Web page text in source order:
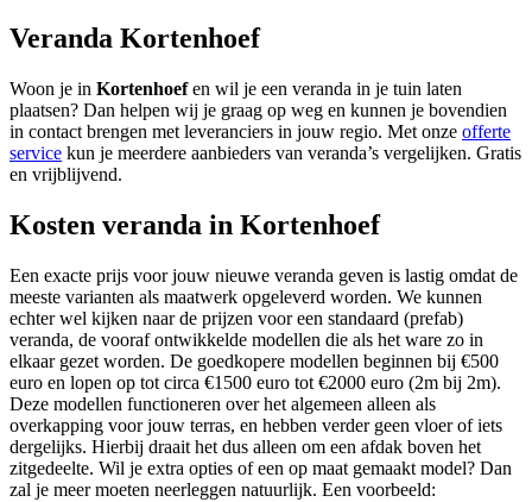
Veranda Kortenhoef
Woon je in Kortenhoefen wil je een veranda in je tuin laten
plaatsen? Dan helpen wij je graag op weg en kunnen je bovendien
in contact brengen met leveranciers in jouw regio. Met onze offerte
service kun je meerdere aanbieders van veranda’s vergelijken. Gratis
en vrijblijvend.
Kosten veranda in Kortenhoef
Een exacte prijs voor jouw nieuwe veranda geven is lastig omdat de
meeste varianten als maatwerk opgeleverd worden. We kunnen
echter wel kijken naar de prijzen voor een standaard (prefab)
veranda, de vooraf ontwikkelde modellen die als het ware zo in
elkaar gezet worden. De goedkopere modellen beginnen bij €500
euro en lopen op tot circa €1500 euro tot €2000 euro (2m bij 2m).
Deze modellen functioneren over het algemeen alleen als
overkapping voor jouw terras, en hebben verder geen vloer of iets
dergelijks. Hierbij draait het dus alleen om een afdak boven het
zitgedeelte. Wil je extra opties of een op maat gemaakt model? Dan
zal je meer moeten neerleggen natuurlijk. Een voorbeeld: